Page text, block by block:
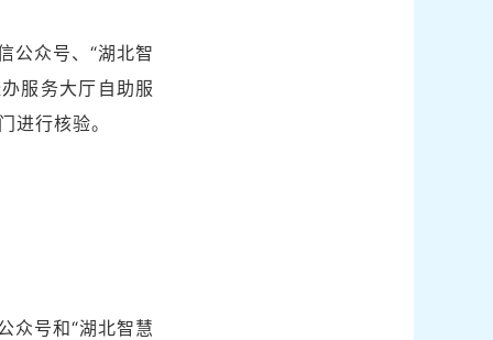
公众号、“湖北智
服务大厅自助服
进行核验。
众号和“湖北智慧